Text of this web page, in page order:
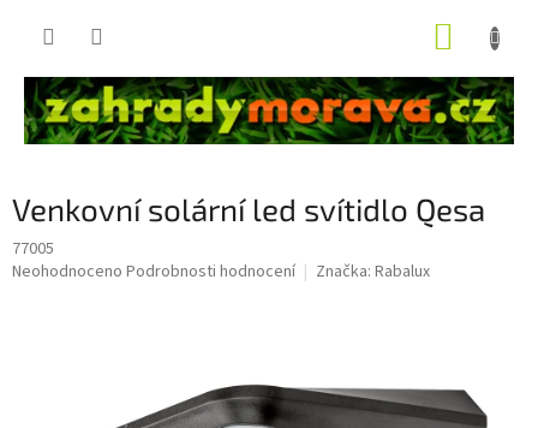
Venkovní solární led svítidlo Qesa
77005
Průměrné
Neohodnoceno Podrobnosti hodnocení Značka: Rabalux